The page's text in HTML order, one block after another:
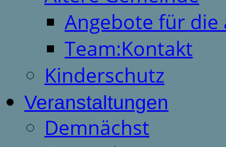
Angebote für
Team:Kontakt
Kinderschutz
Veranstaltungen
Demnächst